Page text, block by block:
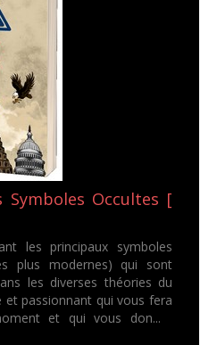
Occultes [
les principaux symboles
plus modernes) qui sont
les diverses théories du
et passionnant qui vous fera
et qui vous don...